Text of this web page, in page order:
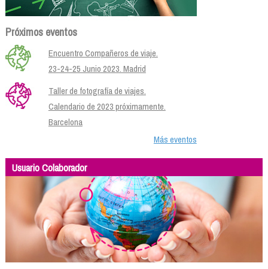
Próximos eventos
Encuentro Compañeros de viaje.
23-24-25 Junio 2023. Madrid
Taller de fotografía de viajes.
Calendario de 2023 próximamente.
Barcelona
Más eventos
Usuario Colaborador